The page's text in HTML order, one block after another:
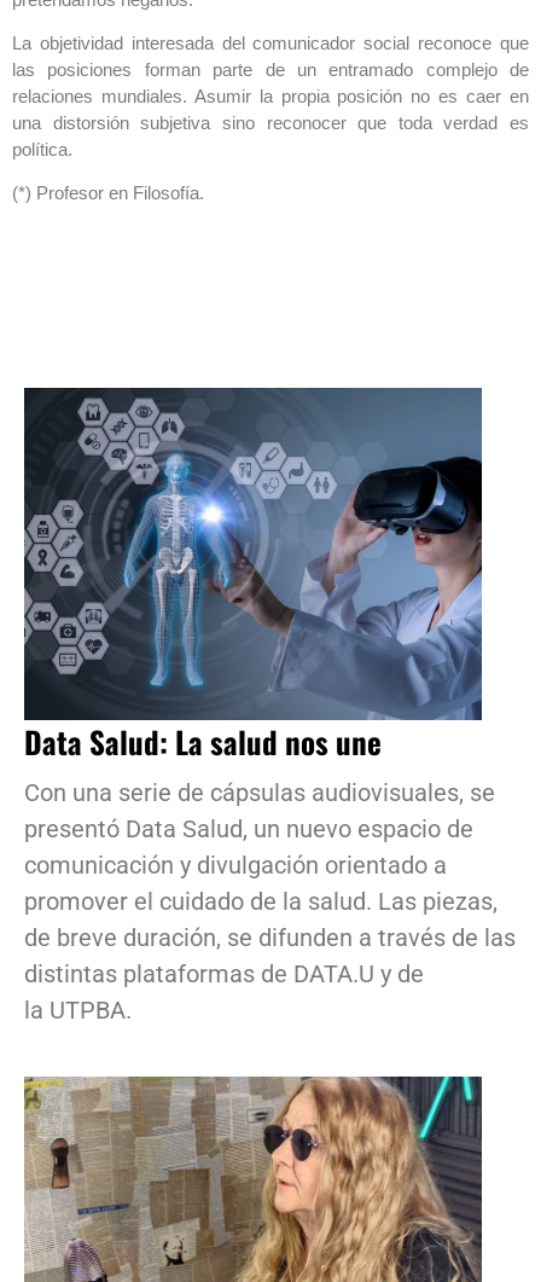
La objetividad interesada del comunicador social reconoce que
las posiciones forman parte de un entramado complejo de
relaciones mundiales. Asumir la propia posición no es caer en
una distorsión subjetiva sino reconocer que toda verdad es
política.
(*) Profesor en Filosofía.
Data Salud: La salud nos une
Con una serie de cápsulas audiovisuales, se
presentó Data Salud, un nuevo espacio de
comunicación y divulgación orientado a
promover el cuidado de la salud. Las piezas,
de breve duración, se difunden a través de las
distintas plataformas de DATA.U y de
la UTPBA.